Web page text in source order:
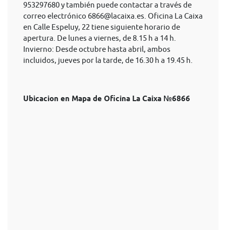
953297680 y también puede contactar a través de
correo electrónico 6866@lacaixa.es . Oficina La Caixa
en Calle Espeluy, 22 tiene siguiente horario de
apertura. De lunes a viernes, de 8.15 h a 14 h.
Invierno: Desde octubre hasta abril, ambos
incluidos, jueves por la tarde, de 16.30 h a 19.45 h.
Ubicacion en Mapa de Oficina La Caixa №6866